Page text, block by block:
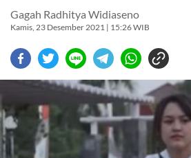
Gagah Radhitya Widiaseno
Kamis, 23 Desember 2021 | 15:26 WIB